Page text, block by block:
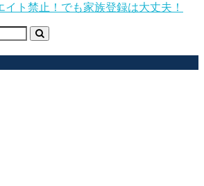
ト禁止！でも家族登録は大丈夫！